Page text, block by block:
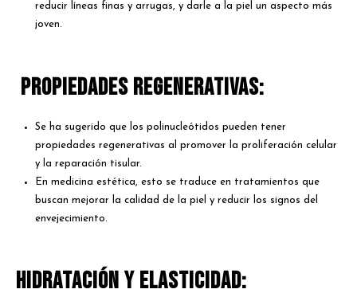
reducir líneas finas y arrugas, y darle a la piel un aspecto más
joven.
Propiedades Regenerativas:
Se ha sugerido que los polinucleótidos pueden tener
propiedades regenerativas al promover la proliferación celular
y la reparación tisular.
En medicina estética, esto se traduce en tratamientos que
buscan mejorar la calidad de la piel y reducir los signos del
envejecimiento.
Hidratación y Elasticidad: